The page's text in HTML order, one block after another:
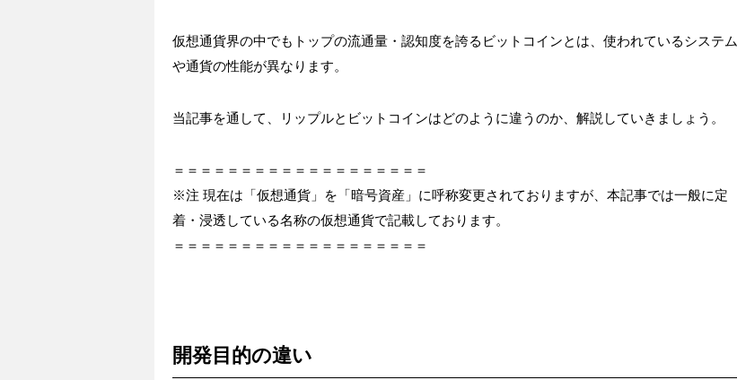
仮想通貨界の中でもトップの流通量・認知度を誇るビットコインとは、使われているシステム
や通貨の性能が異なります。
当記事を通して、リップルとビットコインはどのように違うのか、解説していきましょう。
＝＝＝＝＝＝＝＝＝＝＝＝＝＝＝＝＝＝＝
※注 現在は「仮想通貨」を「暗号資産」に呼称変更されておりますが、本記事では一般に定
着・浸透している名称の仮想通貨で記載しております。
＝＝＝＝＝＝＝＝＝＝＝＝＝＝＝＝＝＝＝
開発目的の違い